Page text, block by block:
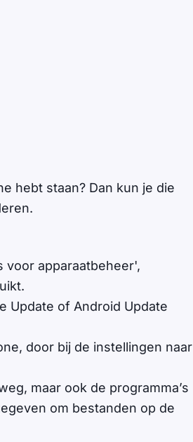
hebt staan? Dan kun je die
voor apparaatbeheer',
Update of Android Update
door bij de instellingen naar
maar ook de programma’s
om bestanden op de